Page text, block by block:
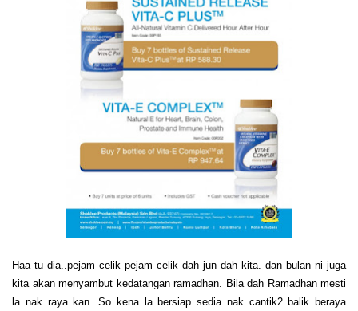
Haa tu dia..pejam celik pejam celik dah jun dah kita. dan bulan ni juga
kita akan menyambut kedatangan ramadhan. Bila dah Ramadhan mesti
la nak raya kan. So kena la bersiap sedia nak cantik2 balik beraya